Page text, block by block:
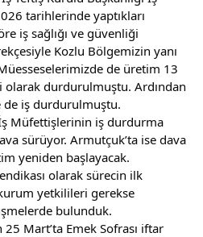
tarihlerinde yaptıkları
iş sağlığı ve güvenliği
Kozlu Bölgemizin yanı
de üretim 13
durdurulmuştu. Ardından
de iş durdurulmuştu.
Müfettişlerinin iş durdurma
sürüyor. Armutçuk’ta ise dava
yeniden başlayacak.
olarak sürecin ilk
yetkilileri gerekse
bulunduk.
Mart’ta Emek Sofrası iftar